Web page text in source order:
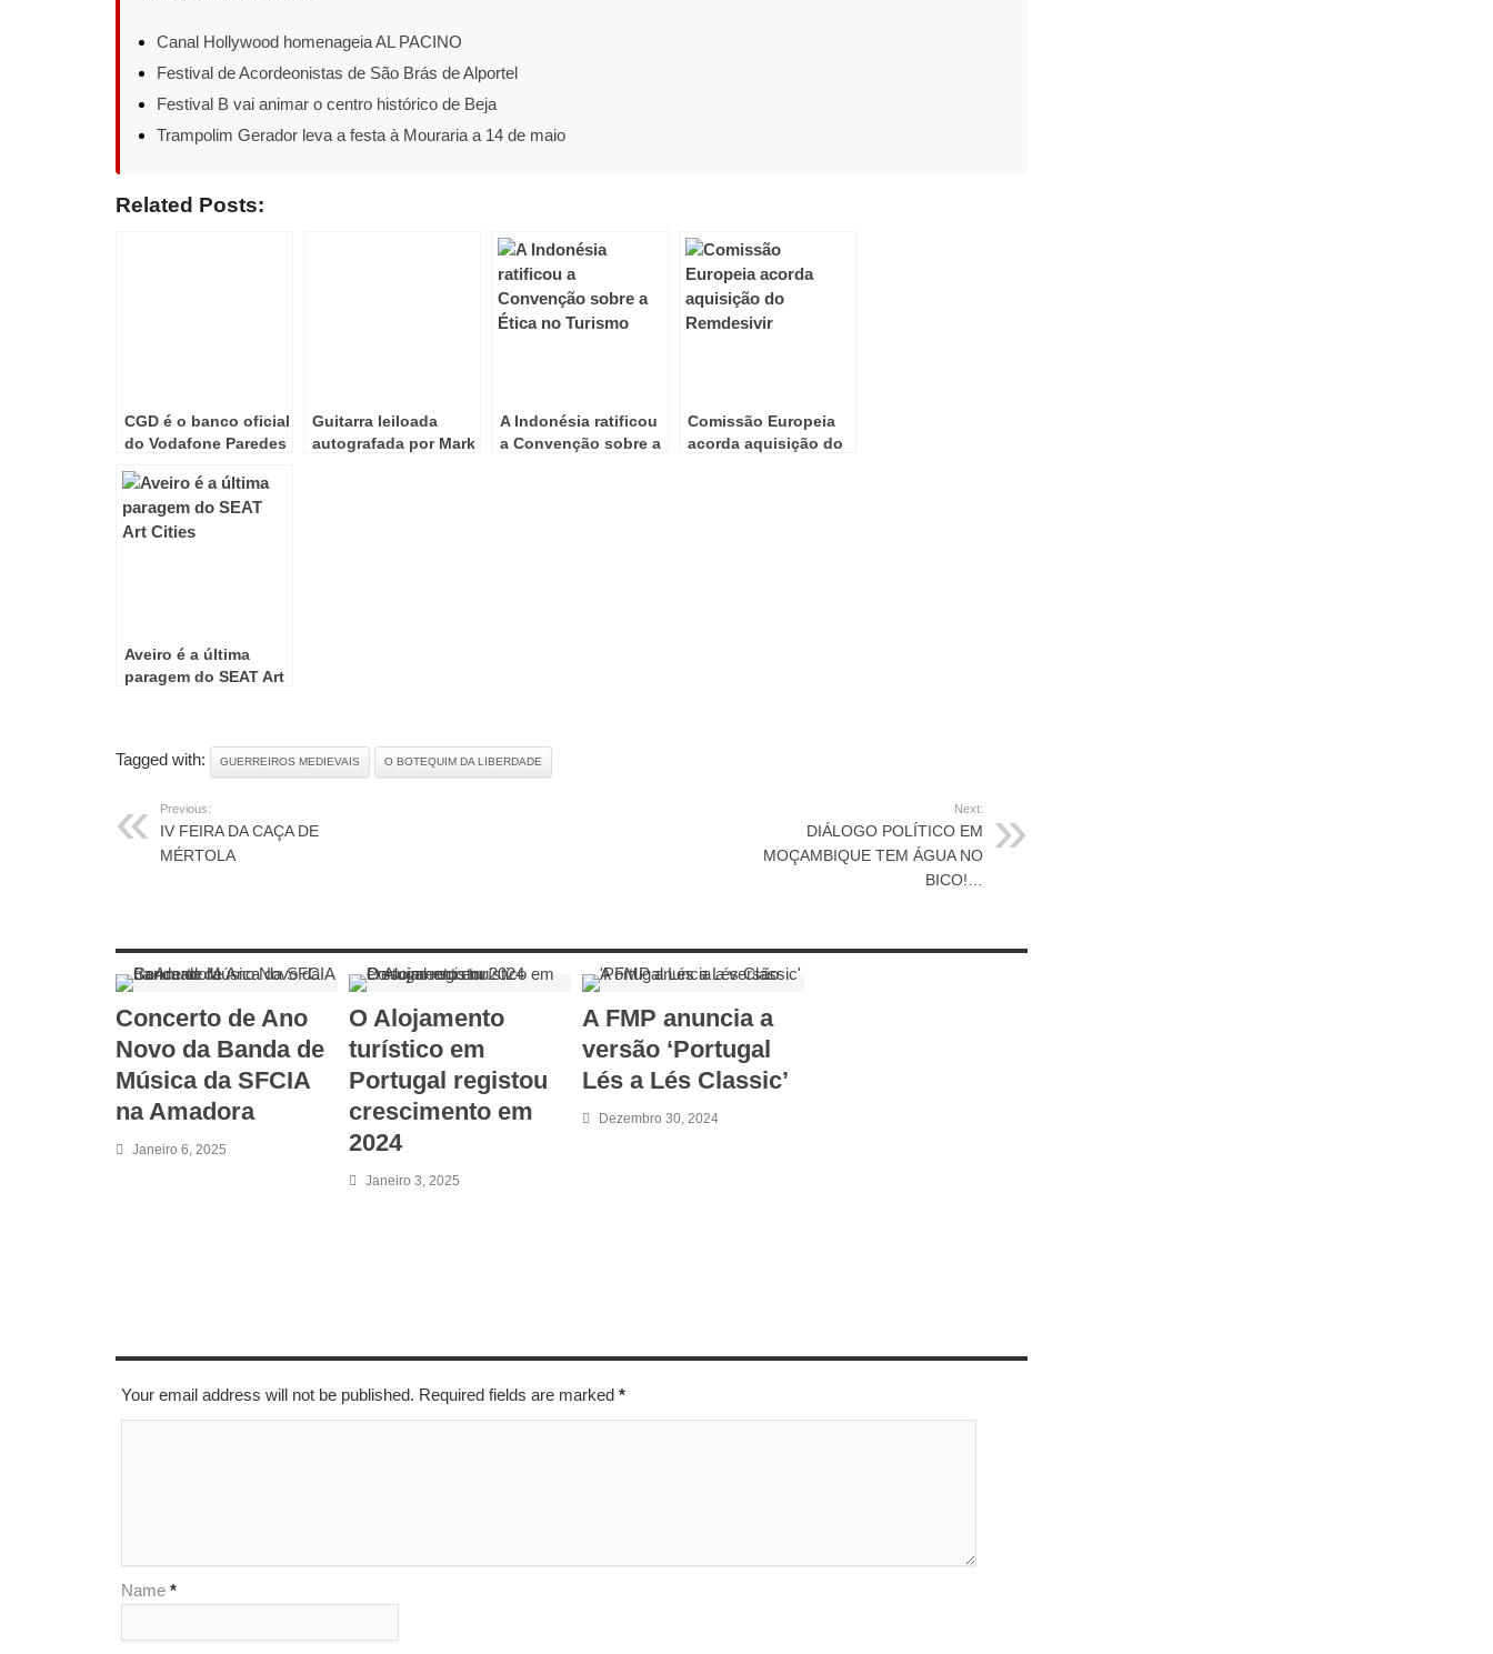
Canal Hollywood homenageia AL PACINO
Festival de Acordeonistas de São Brás de Alportel
Festival B vai animar o centro histórico de Beja
Trampolim Gerador leva a festa à Mouraria a 14 de maio
Related Posts:
CGD é o banco oficial
do Vodafone Paredes
Guitarra leiloada
autografada por Mark
A Indonésia ratificou
a Convenção sobre a
Comissão Europeia
acorda aquisição do
Aveiro é a última
paragem do SEAT Art
Tagged with: GUERREIROS MEDIEVAIS O BOTEQUIM DA LIBERDADE
Previous:
IV FEIRA DA CAÇA DE
MÉRTOLA
Next:
DIÁLOGO POLÍTICO EM
MOÇAMBIQUE TEM ÁGUA NO
BICO!…
Concerto de Ano
Novo da Banda de
Música da SFCIA
na Amadora
Janeiro 6, 2025
O Alojamento
turístico em
Portugal registou
crescimento em
2024
Janeiro 3, 2025
A FMP anuncia a
versão ‘Portugal
Lés a Lés Classic’
Dezembro 30, 2024
Your email address will not be published. Required fields are marked *
Name *